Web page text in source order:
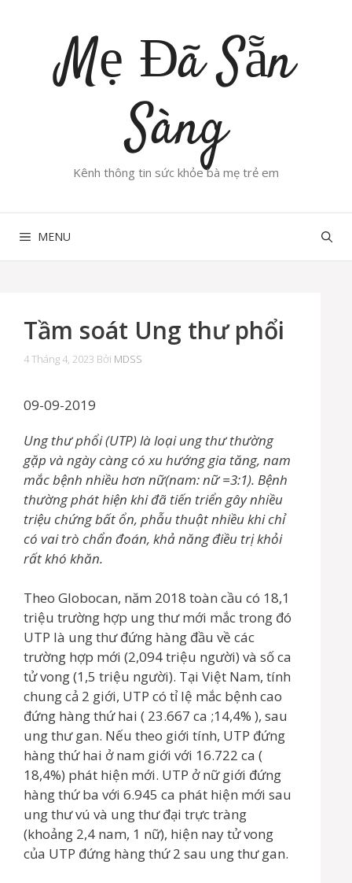
Mẹ Đã Sẵn
Sàng
Kênh thông tin sức khỏe bà mẹ trẻ em
MENU
Tầm soát Ung thư phổi
4 Tháng 4, 2023 Bởi MDSS
09-09-2019
Ung thư phổi (UTP) là loại ung thư thường
gặp và ngày càng có xu hướng gia tăng, nam
mắc bệnh nhiều hơn nữ(nam: nữ =3:1). Bệnh
thường phát hiện khi đã tiến triển gây nhiều
triệu chứng bất ổn, phẫu thuật nhiều khi chỉ
có vai trò chẩn đoán, khả năng điều trị khỏi
rất khó khăn.
Theo Globocan, năm 2018 toàn cầu có 18,1
triệu trường hợp ung thư mới mắc trong đó
UTP là ung thư đứng hàng đầu về các
trường hợp mới (2,094 triệu người) và số ca
tử vong (1,5 triệu người). Tại Việt Nam, tính
chung cả 2 giới, UTP có tỉ lệ mắc bệnh cao
đứng hàng thứ hai ( 23.667 ca ;14,4% ), sau
ung thư gan. Nếu theo giới tính, UTP đứng
hàng thứ hai ở nam giới với 16.722 ca (
18,4%) phát hiện mới. UTP ở nữ giới đứng
hàng thứ ba với 6.945 ca phát hiện mới sau
ung thư vú và ung thư đại trực tràng
(khoảng 2,4 nam, 1 nữ), hiện nay tử vong
của UTP đứng hàng thứ 2 sau ung thư gan.